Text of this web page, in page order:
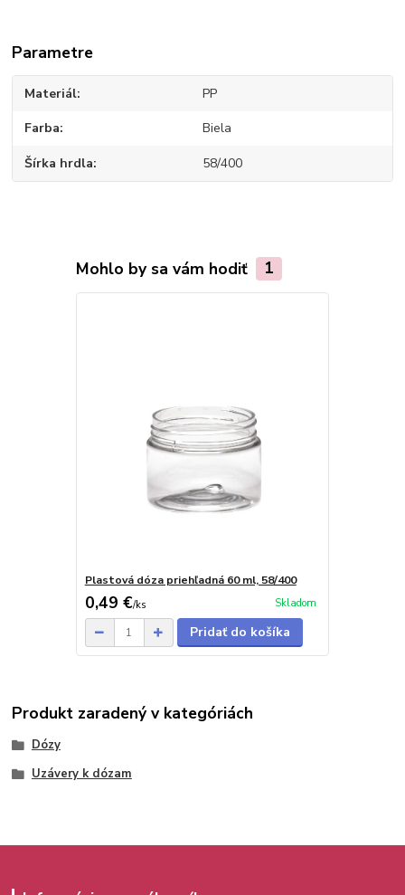
Parametre
Materiál PP
Farba Biela
Šírka hrdla 58/400
Mohlo by sa vám hodiť 1
Plastová dóza priehľadná 60 ml, 58/400
0,49 €/ks Skladom
Pridať do košíka
Produkt zaradený v kategóriách
Dózy
Uzávery k dózam